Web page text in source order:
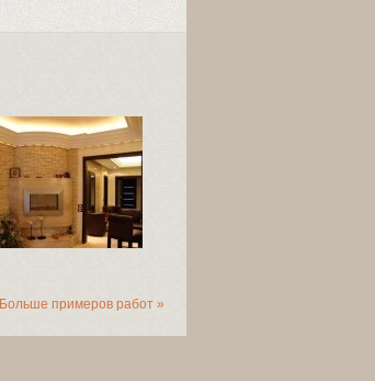
Больше примеров работ »